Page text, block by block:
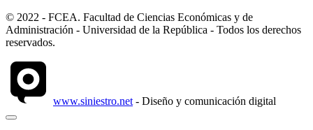
© 2022 - FCEA. Facultad de Ciencias Económicas y de
Administración - Universidad de la República - Todos los derechos
reservados.
www.siniestro.net - Diseño y comunicación digital